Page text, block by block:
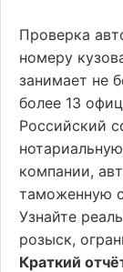
Проверка
номеру
занимает не
более 13
Российский
компании,
таможенную
Узнайте
розыск,
Краткий